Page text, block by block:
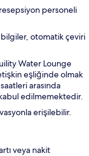
personeli
bilgiler, otomatik çeviri
Water Lounge
eşliğinde olmak
arasında
edilmemektedir.
erişilebilir.
veya nakit